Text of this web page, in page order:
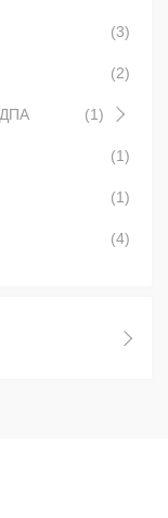
(3)
(2)
ДПА (1)
(1)
(1)
(4)